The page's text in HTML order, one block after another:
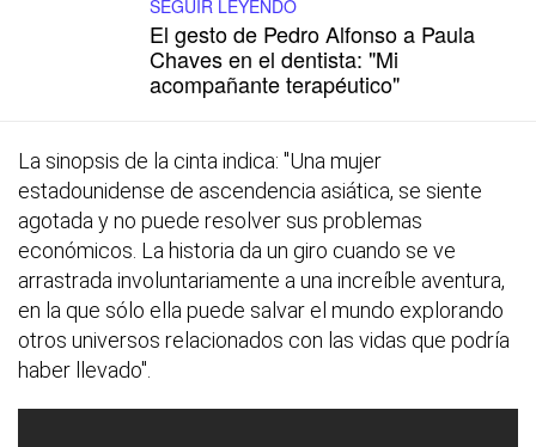
SEGUIR LEYENDO
El gesto de Pedro Alfonso a Paula
Chaves en el dentista: "Mi
acompañante terapéutico"
La sinopsis de la cinta indica: "Una mujer
estadounidense de ascendencia asiática, se siente
agotada y no puede resolver sus problemas
económicos. La historia da un giro cuando se ve
arrastrada involuntariamente a una increíble aventura,
en la que sólo ella puede salvar el mundo explorando
otros universos relacionados con las vidas que podría
haber llevado".